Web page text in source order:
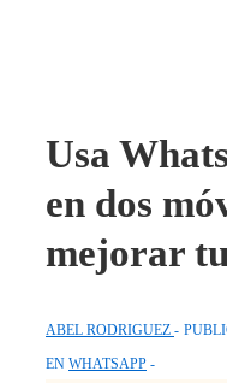
Usa
en dos
mejorar
ABEL RODRIGUEZ
EN WHATSAPP